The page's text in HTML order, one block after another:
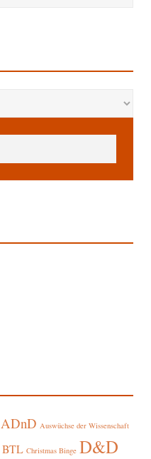
ADnD Auswüchse der Wissenschaft
BTL Christmas Binge D&D